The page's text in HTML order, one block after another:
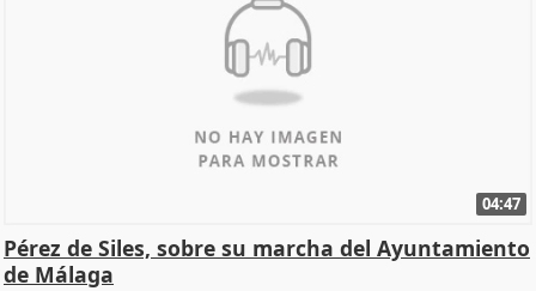
04:47
Pérez de Siles, sobre su marcha del Ayuntamiento
de Málaga